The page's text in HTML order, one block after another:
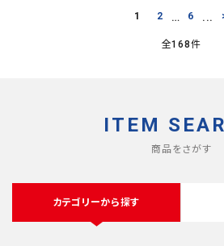
1 2 … 6 ...
全168件
ITEM
商品をさがす
カテゴリーから探す